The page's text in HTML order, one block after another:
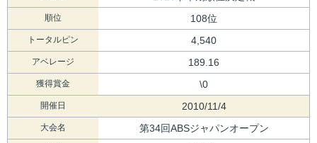
順位 108位
トータルピン 4,540
アベレージ 189.16
獲得賞金 \0
開催日 2010/11/4
大会名 第34回ABSジャパンオープン